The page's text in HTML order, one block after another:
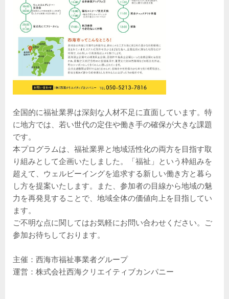
全国的に福祉業界は深刻な人材不足に直面しています。特
に地方では、若い世代の定住や働き手の確保が大きな課題
です。
本プログラムは、福祉業界と地域活性化の両方を目指す取
り組みとして企画いたしました。「福祉」という枠組みを
超えて、ウェルビーイングを追求する新しい働き方と暮ら
し方を提案いたします。また、参加者の目線から地域の魅
力を再発見することで、地域全体の価値向上を目指してい
ます。
ご不明な点に関してはお気軽にお問い合わせください。ご
参加お待ちしております。
主催：西海市福祉事業者グループ
運営：株式会社西海クリエイティブカンパニー